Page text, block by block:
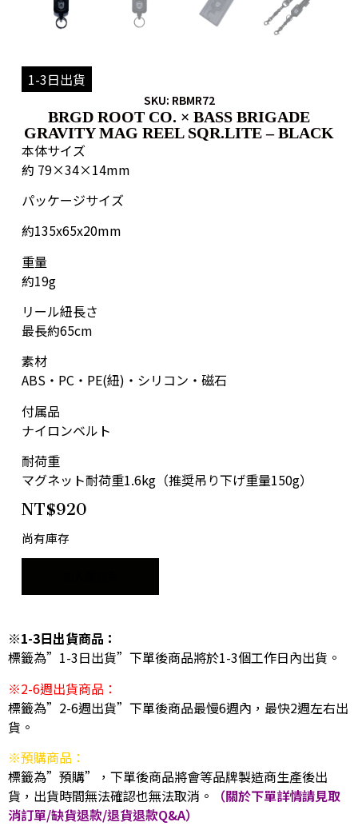
1-3日出貨
SKU: RBMR72
BRGD ROOT CO. × BASS BRIGADE
GRAVITY MAG REEL SQR.LITE – BLACK
本体サイズ
約 79×34×14mm
パッケージサイズ
約135x65x20mm
重量
約19g
リール紐長さ
最長約65cm
素材
ABS・PC・PE(紐)・シリコン・磁石
付属品
ナイロンベルト
耐荷重
マグネット耐荷重1.6kg（推奨吊り下げ重量150g）
NT$920
尚有庫存
※1-3日出貨商品：
標籤為”1-3日出貨”下單後商品將於1-3個工作日內出貨。
※2-6週出貨商品：
標籤為”2-6週出貨”下單後商品最慢6週內，最快2週左右出
貨。
※預購商品：
標籤為”預購”，下單後商品將會等品牌製造商生產後出
貨，出貨時間無法確認也無法取消。
（關於下單詳情請見取
消訂單/缺貨退款/退貨退款Q&A）